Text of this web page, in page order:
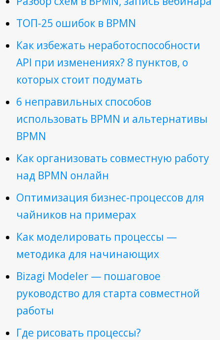
ТОП-25 ошибок в BPMN
Как избежать неработоспособности
API при изменениях? 8 пунктов, о
которых стоит подумать
6 неправильных способов
использовать BPMN и альтернативы
BPMN
Как организовать совместную работу
над BPMN онлайн
Оптимизация бизнес-процессов для
чайников на примерах
Как моделировать процессы —
методика для начинающих
Bizagi Modeler — пошаговое
руководство для старта совместной
работы
Где рисовать процессы?